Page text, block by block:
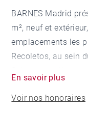
BARNES Madrid
m², neuf et
emplacements les
Recoletos, au sein
étage d’un
classée, reconnu
En savoir plus
Voir nos honoraires